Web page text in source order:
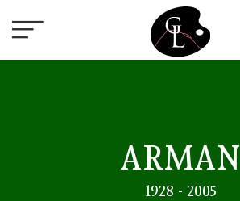
ARMAN
1928 - 2005